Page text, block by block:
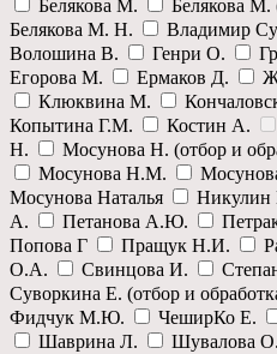
Белякова М.
Белякова М.
Белякова М. Н.
Владимир
Волошина В.
Генри О.
Егорова М.
Ермаков Д.
Клюквина М.
Копытина Г.М.
Костин А.
Н.
Мосунова Н. (отбор и
Мосунова Н.М.
Мосунова Наталья
А.
Петанова А.Ю.
Попова Г
Пращук Н.И.
О.А.
Свинцова И.
Суворкина Е. (отбор и
Фидчук М.Ю.
ЧеширКо Е.
Шаврина Л.
Шувалова О.